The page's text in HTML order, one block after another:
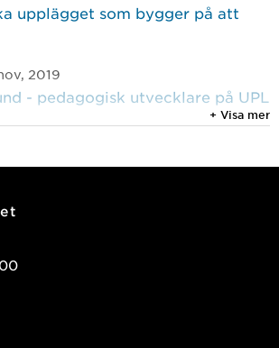
upplägget som bygger på att
2019
- pedagogisk utvecklare på UPL
+ Visa mer